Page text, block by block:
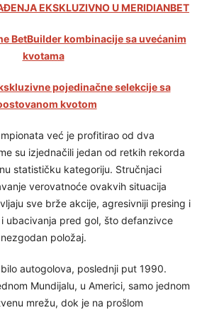
EKSKLUZIVNO U MERIDIANBET
BetBuilder kombinacije sa uvećanim
kvotama
pojedinačne selekcije sa
kvotom
već je profitirao od dva
su izjednačili jedan od retkih rekorda
statističku kategoriju. Stručnjaci
verovatnoće ovakvih situacija
sve brže akcije, agresivniji presing i
ubacivanja pred gol, što defanzivce
položaj.
autogolova, poslednji put 1990.
Mundijalu, u Americi, samo jednom
mrežu, dok je na prošlom